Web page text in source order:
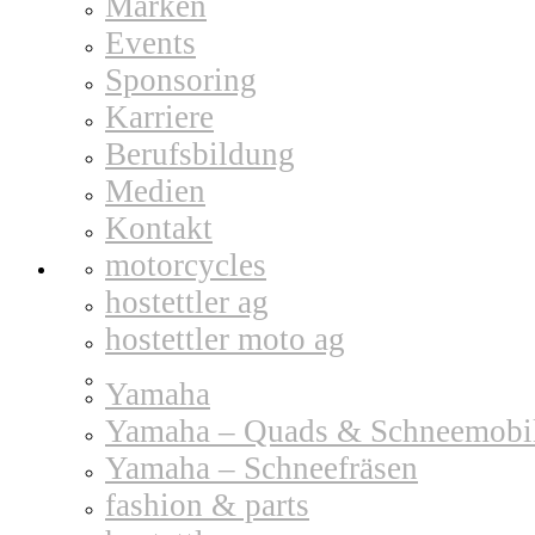
Events
Sponsoring
Karriere
Berufsbildung
Medien
Kontakt
motorcycles
hostettler ag
hostettler moto ag
Yamaha
Yamaha – Quads &
Yamaha – Schneefräsen
fashion & parts